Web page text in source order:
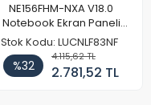
NE156FHM-NXA V18.0
Notebook Ekran Paneli
144Hz
Stok Kodu: LUCNLF83NF
%32
4.115,62 TL
2.781,52 TL